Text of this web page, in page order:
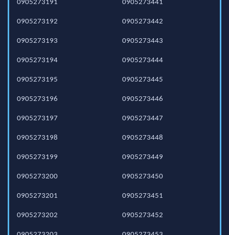
0905273191
0905273192
0905273193
0905273194
0905273195
0905273196
0905273197
0905273198
0905273199
0905273200
0905273201
0905273202
0905273441
0905273442
0905273443
0905273444
0905273445
0905273446
0905273447
0905273448
0905273449
0905273450
0905273451
0905273452